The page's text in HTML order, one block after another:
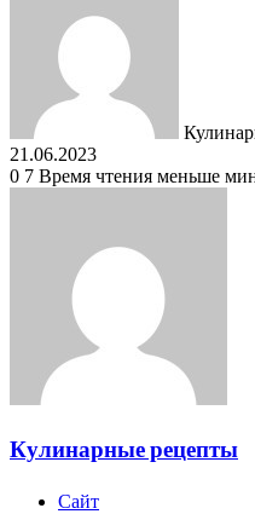
21.06.2023
0 7 Время чтения меньше
Кулинарные рецепты
Сайт